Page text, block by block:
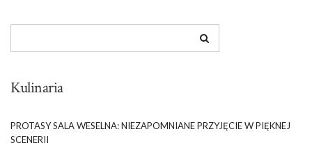
Kulinaria
PROTASY SALA WESELNA: NIEZAPOMNIANE PRZYJĘCIE W PIĘKNEJ
SCENERII